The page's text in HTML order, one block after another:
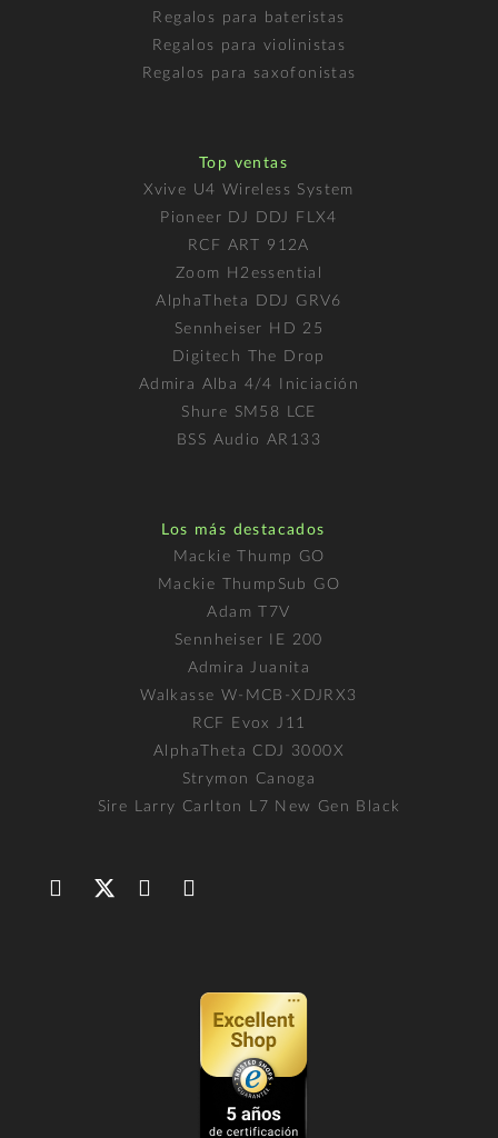
Regalos para bateristas
Regalos para violinistas
Regalos para saxofonistas
Top ventas
Xvive U4 Wireless System
Pioneer DJ DDJ FLX4
RCF ART 912A
Zoom H2essential
AlphaTheta DDJ GRV6
Sennheiser HD 25
Digitech The Drop
Admira Alba 4/4 Iniciación
Shure SM58 LCE
BSS Audio AR133
Los más destacados
Mackie Thump GO
Mackie ThumpSub GO
Adam T7V
Sennheiser IE 200
Admira Juanita
Walkasse W-MCB-XDJRX3
RCF Evox J11
AlphaTheta CDJ 3000X
Strymon Canoga
Sire Larry Carlton L7 New Gen Black